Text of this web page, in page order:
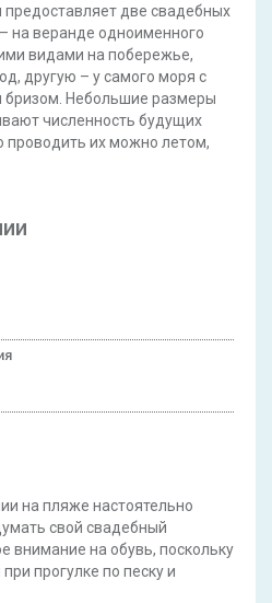
две свадебных
на веранде одноименного
видами на побережье,
другую – у самого моря с
бризом. Небольшие размеры
численность будущих
проводить их можно летом,
на пляже настоятельно
свой свадебный
внимание на обувь, поскольку
прогулке по песку и